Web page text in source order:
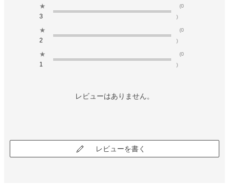
★
3
(0
)
★
2
(0
)
★
1
(0
)
レビューはありません。
レビューを書く